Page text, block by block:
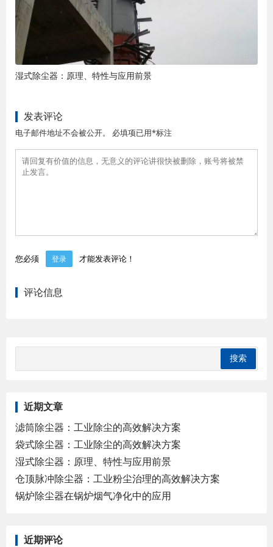
湿式除尘器：原理、特性与应用前景
发表评论
电子邮件地址不会被公开。 必填项已用*标注
您必须 登录 才能发表评论！
评论信息
近期文章
滤筒除尘器：工业除尘的高效解决方案
袋式除尘器：工业除尘的高效解决方案
湿式除尘器：原理、特性与应用前景
仓顶脉冲除尘器：工业粉尘治理的高效解决方案
锅炉除尘器在锅炉烟气净化中的应用
近期评论